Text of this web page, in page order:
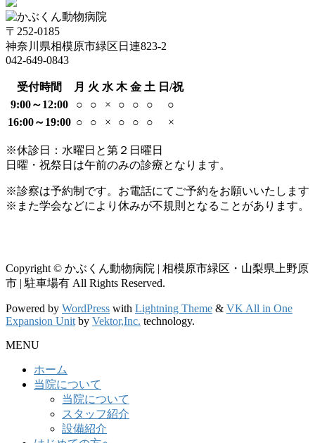
〒252-0185
神奈川県相模原市緑区日連823-2
042-649-0843
受付時間 月 火 水 木 金 土 日/祝
9:00～12:00
○ ○ × ○ ○ ○
○
16:00～19:00 ○ ○ × ○ ○ ○ ×
※休診日：水曜日と第２日曜日
日曜・祝祭日は午前のみの診療となります。
※診察は予約制です。お電話にてご予約をお願いいたします
※また学会などにより休みが不規則となることがあります。
Copyright © かぶくん動物病院 | 相模原市緑区・山梨県上野原
市 | 駐車場有 All Rights Reserved.
Powered by WordPress with Lightning Theme & VK All in One
Expansion Unit by Vektor,Inc. technology.
MENU
ホーム
当院について
当院について
スタッフ紹介
設備紹介